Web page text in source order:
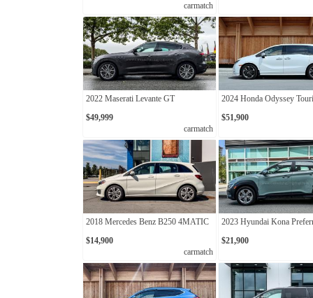
carmatch
2022 Maserati Levante GT
$49,999
carmatch
2024 Honda Odyssey
$51,900
2018 Mercedes Benz B250 4MATIC
$14,900
carmatch
2023 Hyundai Kona
$21,900